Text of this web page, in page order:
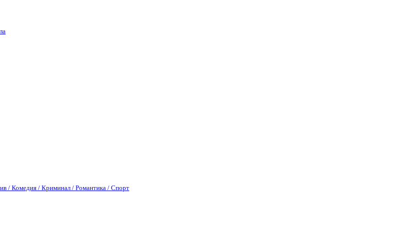
/ Комедия / Криминал / Романтика / Спорт